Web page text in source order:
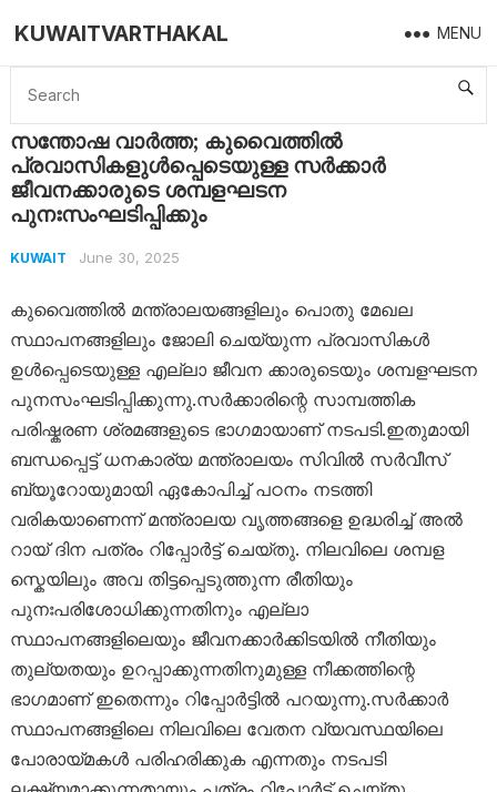
KUWAITVARTHAKAL MENU
Home Kuwait സന്തോഷ വാർത്ത; കുവൈത്തിൽ പ്രവാസികളുൾപ്പെടെയുള്ള സർക്കാർ ജീവനക്കാരുടെ ശമ്പളഘടന പുനഃസംഘടിപ്പിക്കും
സന്തോഷ വാർത്ത; കുവൈത്തിൽ
പ്രവാസികളുൾപ്പെടെയുള്ള സർക്കാർ
ജീവനക്കാരുടെ ശമ്പളഘടന
പുനഃസംഘടിപ്പിക്കും
KUWAIT June 30, 2025
കുവൈത്തിൽ മന്ത്രാലയങ്ങളിലും പൊതു മേഖല
സ്ഥാപനങ്ങളിലും ജോലി ചെയ്യുന്ന പ്രവാസികൾ
ഉൾപ്പെടെയുള്ള എല്ലാ ജീവന ക്കാരുടെയും ശമ്പളഘടന
പുനസംഘടിപ്പിക്കുന്നു.സർക്കാരിന്റെ സാമ്പത്തിക
പരിഷ്കരണ ശ്രമങ്ങളുടെ ഭാഗമായാണ് നടപടി.ഇതുമായി
ബന്ധപ്പെട്ട് ധനകാര്യ മന്ത്രാലയം സിവിൽ സർവീസ്
ബ്യൂറോയുമായി ഏകോപിച്ച് പഠനം നടത്തി
വരികയാണെന്ന് മന്ത്രാലയ വൃത്തങ്ങളെ ഉദ്ധരിച്ച് അൽ
റായ് ദിന പത്രം റിപ്പോർട്ട് ചെയ്തു. നിലവിലെ ശമ്പള
സ്കെയിലും അവ തിട്ടപ്പെടുത്തുന്ന രീതിയും
പുനഃപരിശോധിക്കുന്നതിനും എല്ലാ
സ്ഥാപനങ്ങളിലെയും ജീവനക്കാർക്കിടയിൽ നീതിയും
തുല്യതയും ഉറപ്പാക്കുന്നതിനുമുള്ള നീക്കത്തിന്റെ
ഭാഗമാണ് ഇതെന്നും റിപ്പോർട്ടിൽ പറയുന്നു.സർക്കാർ
സ്ഥാപനങ്ങളിലെ നിലവിലെ വേതന വ്യവസ്ഥയിലെ
പോരായ്മകൾ പരിഹരിക്കുക എന്നതും നടപടി